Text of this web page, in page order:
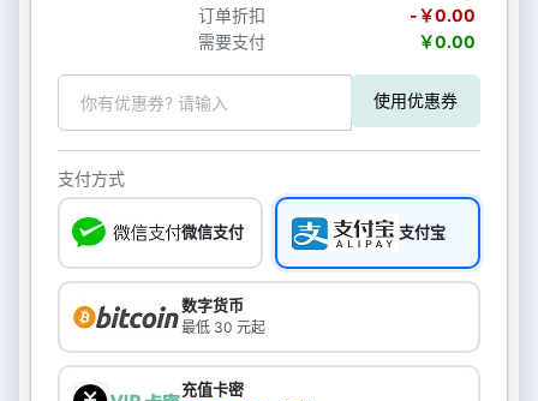
订单折扣
-￥0.00
需要支付
￥0.00
使用优惠券
支付方式
微信支付 支付宝
数字货币
最低 30 元起
充值卡密